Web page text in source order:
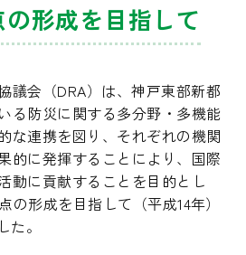
形成を目指して
議会（DRA）は、神戸東部新都
る防災に関する多分野・多機能
な連携を図り、それぞれの機関
的に発揮することにより、国際
動に貢献することを目的とし
の形成を目指して（平成14年）
。